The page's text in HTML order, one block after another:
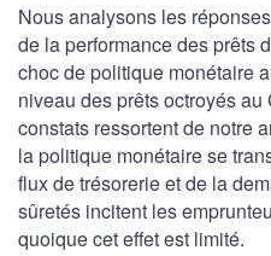
Nous analysons les
de la performance des prêts
choc de politique monétaire
niveau des prêts octroyés
constats ressortent de notre
la politique monétaire se
flux de trésorerie et de la
sûretés incitent les
quoique cet effet est limité.